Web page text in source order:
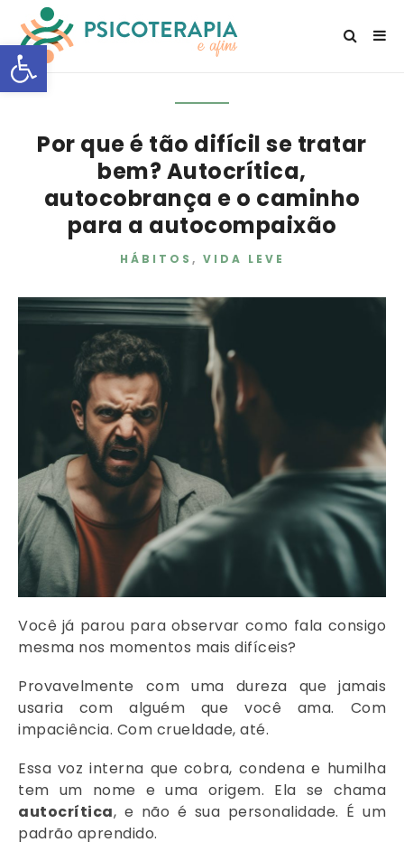
Open toolbar
Por que é tão difícil se tratar
bem? Autocrítica,
autocobrança e o caminho
para a autocompaixão
HÁBITOS , VIDA LEVE
Você já parou para observar como fala consigo
mesma nos momentos mais difíceis?
Provavelmente com uma dureza que jamais
usaria com alguém que você ama. Com
impaciência. Com crueldade, até.
Essa voz interna que cobra, condena e humilha
tem um nome e uma origem. Ela se chama
autocrítica, e não é sua personalidade. É um
padrão aprendido.